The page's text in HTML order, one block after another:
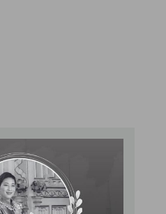
แพทย์, วิชาการ) เข้าตรวจเยี่ยมระบบ
รผู้ป่วย ในวันที่ 24 กรกฎาคม 2562